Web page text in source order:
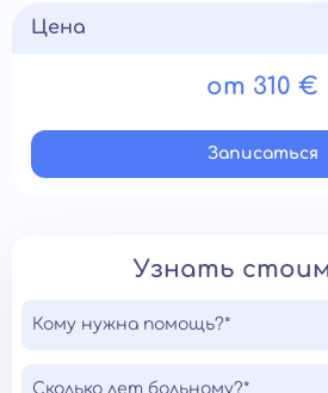
Цена
от 310 €
Записатьcя
Узнать
Кому нужна помощь?*
Сколько лет больному?*